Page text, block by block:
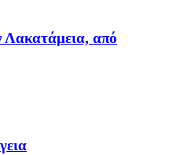
Λακατάμεια, από